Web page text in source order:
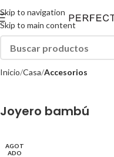
Skip to navigation
Skip to main content
Inicio Casa Accesorios
Joyero bambú
AGOT
ADO